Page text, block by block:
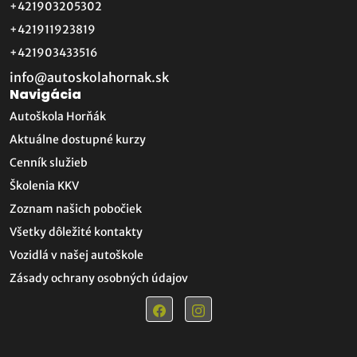
+421903205302
+421911923819
+421903433516
info@autoskolahornak.sk
Navigácia
Autoškola Horňák
Aktuálne dostupné kurzy
Cenník služieb
Školenia KKV
Zoznam našich pobočiek
Všetky dôležité kontakty
Vozidlá v našej autoškole
Zásady ochrany osobných údajov